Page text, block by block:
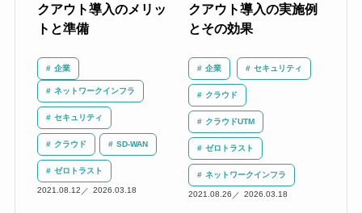
クアウト導入のメリッ
トと準備
企業
ネットワークインフラ
セキュリティ
クラウド SD-WAN
ゼロトラスト
2021.08.12 2026.03.18
クアウト導入の実施例
とその効果
企業 セキュリティ
クラウド
クラウドUTM
ゼロトラスト
ネットワークインフラ
2021.08.26 2026.03.18